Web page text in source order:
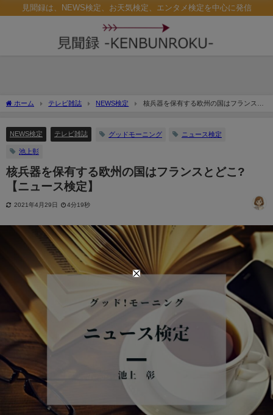
見聞録は、NEWS検定、お天気検定、エンタメ検定を中心に発信
ホーム テレビ雑誌 NEWS検定
核兵器を保有する欧州の国はフランスと
NEWS検定 テレビ雑誌 グッドモーニング ニュース検定
池上彰
核兵器を保有する欧州の国はフランスとどこ?
【ニュース検定】
2021年4月29日 4分19秒